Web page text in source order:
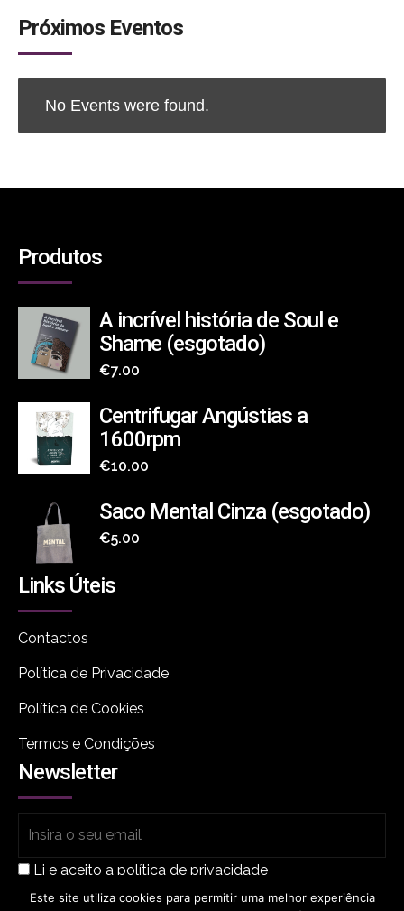
Próximos Eventos
No Events were found.
Produtos
A incrível história de Soul e
Shame (esgotado)
€7.00
Centrifugar Angústias a
1600rpm
€10.00
Saco Mental Cinza (esgotado)
€5.00
Links Úteis
Contactos
Política de Privacidade
Política de Cookies
Termos e Condições
Newsletter
Li e aceito a política de privacidade
Este site utiliza cookies para permitir uma melhor experiência